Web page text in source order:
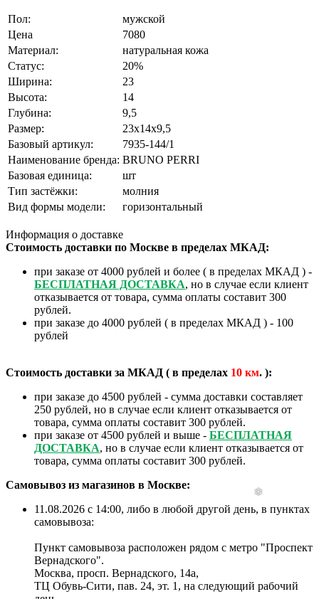
Пол:
мужской
Цена
7080
Материал:
натуральная кожа
Статус:
20%
Ширина:
23
Высота:
14
Глубина:
9,5
Размер:
23х14х9,5
Базовый артикул:
7935-144/1
Наименование бренда: BRUNO PERRI
Базовая единица:
шт
Тип застёжки:
молния
Вид формы модели:
горизонтальный
Информация о доставке
Стоимость доставки по Москве в пределах МКАД:
при заказе от 4000 рублей и более ( в пределах МКАД ) -
БЕСПЛАТНАЯ ДОСТАВКА, но в случае если клиент
отказывается от товара, сумма оплаты составит 300
рублей.
при заказе до 4000 рублей ( в пределах МКАД ) - 100
рублей
Стоимость доставки за МКАД ( в пределах 10 км. ):
при заказе до 4500 рублей - сумма доставки составляет
250 рублей, но в случае если клиент отказывается от
товара, сумма оплаты составит 300 рублей.
при заказе от 4500 рублей и выше - БЕСПЛАТНАЯ
ДОСТАВКА, но в случае если клиент отказывается от
товара, сумма оплаты составит 300 рублей.
Самовывоз из магазинов в Москве:
11.08.2026 с 14:00, либо в любой другой день, в пунктах
самовывоза:
Пункт самовывоза расположен рядом с метро "Проспект
Вернадского".
Москва, просп. Вернадского, 14а,
ТЦ Обувь-Сити, пав. 24, эт. 1, на следующий рабочий